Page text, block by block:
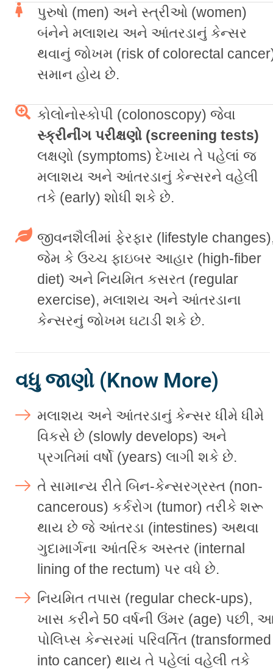
પુરુષો (men) અને સ્ત્રીઓ (women)
બંનેને મલાશય અને આંતરડાનું કેન્સર
થવાનું જોખમ (risk of colorectal
સમાન હોય છે.
કોલોનોસ્કોપી (colonoscopy) જેવા
સ્ક્રીનીંગ પરીક્ષણો (screening tests)
લક્ષણો (symptoms) દેખાય તે પહેલાં જ
મલાશય અને આંતરડાનું કેન્સરને વહેલી
તકે (early) શોધી શકે છે.
જીવનશૈલીમાં ફેરફાર (lifestyle
જેમ કે ઉચ્ચ ફાઇબર આહાર (high-fiber
diet) અને નિયમિત કસરત (regular
exercise), મલાશય અને આંતરડાના
કેન્સરનું જોખમ ઘટાડી શકે છે.
વધુ જાણો (Know More)
મલાશય અને આંતરડાનું કેન્સર ધીમે ધીમે
વિકસે છે (slowly develops) અને
પ્રગતિમાં વર્ષો (years) લાગી શકે છે.
તે સામાન્ય રીતે બિન-કેન્સરગ્રસ્ત (non-
cancerous) કર્કરોગ (tumor) તરીકે શરૂ
થાય છે જે આંતરડા (intestines) અથવા
ગુદામાર્ગના આંતરિક અસ્તર (internal
lining of the rectum) પર વધે છે.
નિયમિત તપાસ (regular check-ups),
ખાસ કરીને 50 વર્ષની ઉંમર (age) પછી,
પોલિપ્સ કેન્સરમાં પરિવર્તિત (transformed
into cancer) થાય તે પહેલાં વહેલી તકે